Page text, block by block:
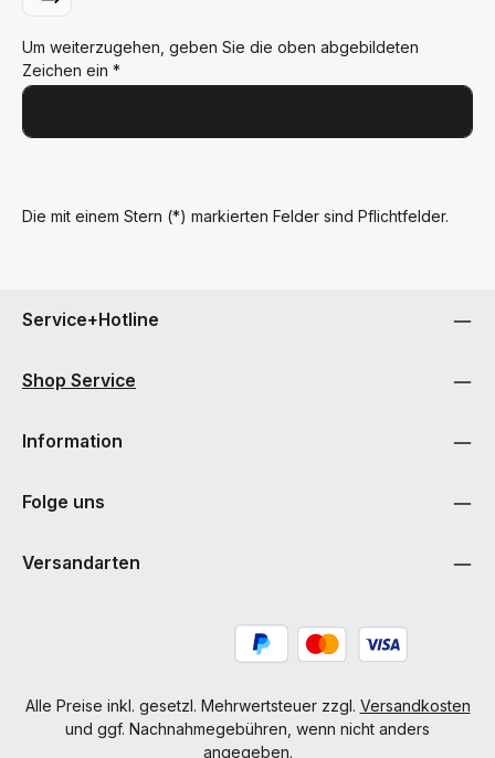
Um weiterzugehen, geben Sie die oben abgebildeten
Zeichen ein *
Die mit einem Stern (*) markierten Felder sind Pflichtfelder.
Service+Hotline
Shop Service
Information
Folge uns
Versandarten
Alle Preise inkl. gesetzl. Mehrwertsteuer zzgl. Versandkosten
und ggf. Nachnahmegebühren, wenn nicht anders
angegeben.